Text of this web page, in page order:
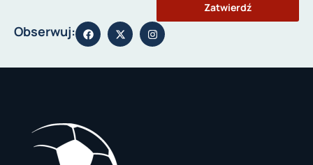
Zatwierdź
Obserwuj: